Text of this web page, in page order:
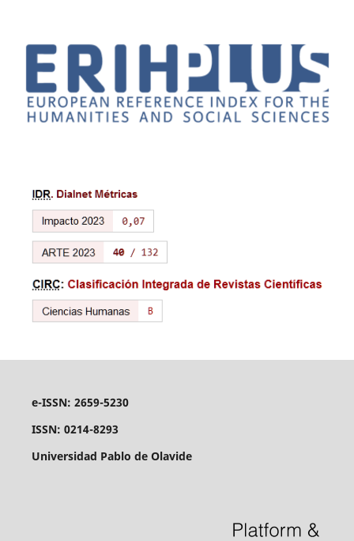
e-ISSN: 2659-5230
ISSN: 0214-8293
Universidad Pablo de Olavide